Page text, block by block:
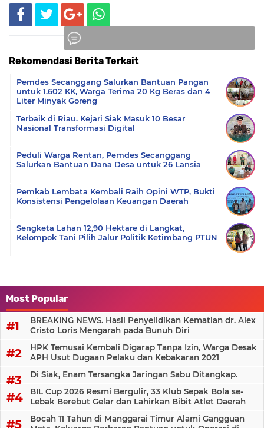
Rekomendasi Berita Terkait
Pemdes Secanggang Salurkan Bantuan Pangan
untuk 1.602 KK, Warga Terima 20 Kg Beras dan 4
Liter Minyak Goreng
Terbaik di Riau. Kejari Siak Masuk 10 Besar
Nasional Transformasi Digital
Peduli Warga Rentan, Pemdes Secanggang
Salurkan Bantuan Dana Desa untuk 26 Lansia
Pemkab Lembata Kembali Raih Opini WTP, Bukti
Konsistensi Pengelolaan Keuangan Daerah
Sengketa Lahan 12,90 Hektare di Langkat,
Kelompok Tani Pilih Jalur Politik Ketimbang PTUN
Most Popular
BREAKING NEWS. Hasil Penyelidikan Kematian dr. Alex
Cristo Loris Mengarah pada Bunuh Diri
HPK Temusai Kembali Digarap Tanpa Izin, Warga Desak
APH Usut Dugaan Pelaku dan Kebakaran 2021
Di Siak, Enam Tersangka Jaringan Sabu Ditangkap.
BIL Cup 2026 Resmi Bergulir, 33 Klub Sepak Bola se-
Lebak Berebut Gelar dan Lahirkan Bibit Atlet Daerah
Bocah 11 Tahun di Manggarai Timur Alami Gangguan